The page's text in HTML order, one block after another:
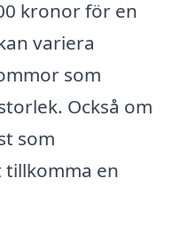
kronor för en
variera
som
Också om
som
tillkomma en